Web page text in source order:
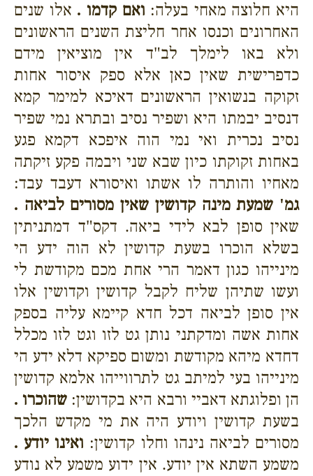
היא חלוצה מאחי בעלה: ואם קדמו . אלו שנים
האחרונים וכנסו אחר חליצת השנים הראשונים
ולא באו לימלך לב"ד אין מוציאין מידם
כדפרישית שאין כאן אלא ספק איסור אחות
זקוקה בנשואין הראשונים דאיכא למימר קמא
דנסיב יבמתו היא ושפיר נסיב ובתרא נמי שפיר
נסיב נכרית ואי נמי הוה איפכא דקמא פגע
באחות זקוקתו כיון שבא שני ויבמה פקע זיקתה
מאחיו והותרה לו אשתו ואיסורא דעבד עבד:
גמ' שמעת מינה קדושין שאין מסורים לביאה .
שאין סופן לבא לידי ביאה. דקס"ד דמתניתין
בשלא הוכרו בשעת קדושין לא הוה ידע הי
מינייהו כגון דאמר הרי אחת מכם מקודשת לי
ועשו שתיהן שליח לקבל קדושין וקדושין אלו
אין סופן לביאה דכל חדא קיימא עליה בספק
אחות אשה ומדקתני נותן גט לזו וגט לזו מכלל
דחדא מיהא מקודשת ומשום ספיקא דלא ידע הי
מינייהו בעי למיתב גט לתרווייהו אלמא קדושין
הן ופלוגתא דאביי ורבא היא בקדושין: שהוכרו .
בשעת קדושין ויודע היה את מי מקדש הלכך
מסורים לביאה נינהו וחלו קדושין: ואינו יודע .
משמע השתא אין יודע. אין ידוע משמע לא נודע